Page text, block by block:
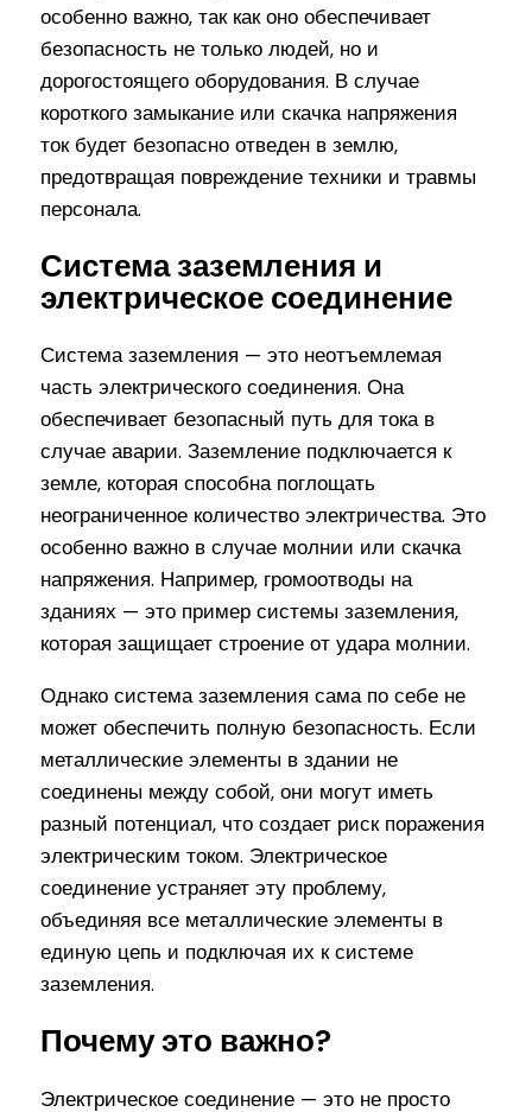
особенно важно, так как оно обеспечивает
безопасность не только людей, но и
дорогостоящего оборудования. В случае
короткого замыкание или скачка напряжения
ток будет безопасно отведен в землю,
предотвращая повреждение техники и травмы
персонала.
Система заземления и
электрическое соединение
Система заземления — это неотъемлемая
часть электрического соединения. Она
обеспечивает безопасный путь для тока в
случае аварии. Заземление подключается к
земле, которая способна поглощать
неограниченное количество электричества. Это
особенно важно в случае молнии или скачка
напряжения. Например, громоотводы на
зданиях — это пример системы заземления,
которая защищает строение от удара молнии.
Однако система заземления сама по себе не
может обеспечить полную безопасность. Если
металлические элементы в здании не
соединены между собой, они могут иметь
разный потенциал, что создает риск поражения
электрическим током. Электрическое
соединение устраняет эту проблему,
объединяя все металлические элементы в
единую цепь и подключая их к системе
заземления.
Почему это важно?
Электрическое соединение — это не просто